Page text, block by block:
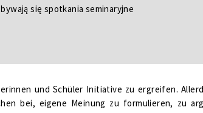
się spotkania seminaryjne
und Schüler Initiative zu ergreifen.
bei, eigene Meinung zu formulieren, zu